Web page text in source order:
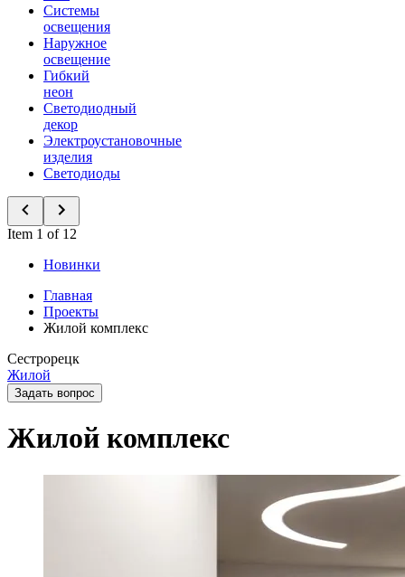
Системы
освещения
Наружное
освещение
Гибкий
неон
Светодиодный
декор
Электроустановочные
изделия
Светодиоды
Item 1 of 12
Новинки
Главная
Проекты
Жилой комплекс
Сестрорецк
Жилой
Задать вопрос
Жилой комплекс